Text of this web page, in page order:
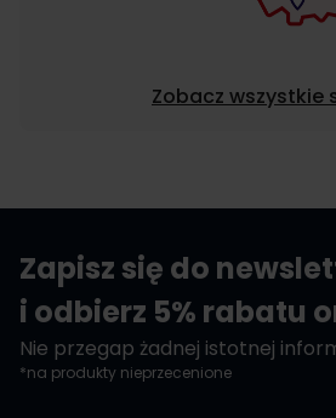
Zobacz wszystkie
Zapisz się do
i odbierz 5% rabatu
Nie przegap żadnej istotnej
*na produkty nieprzecenione